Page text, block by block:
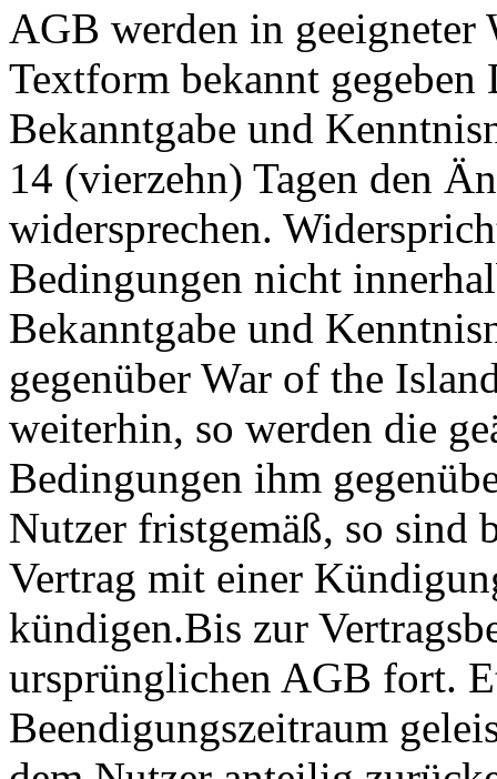
AGB werden in
Textform bekannt gegeben
Bekanntgabe und
14 (vierzehn) Tagen den
widersprechen.
Bedingungen nicht
Bekanntgabe und
gegenüber War of the
weiterhin, so werden die
Bedingungen ihm
Nutzer fristgemäß, so sind
Vertrag mit einer
kündigen.Bis zur
ursprünglichen AGB fort.
Beendigungszeitraum